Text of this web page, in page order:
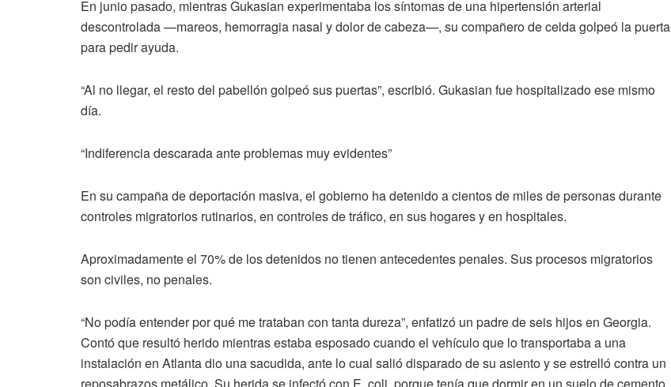
En junio pasado, mientras Gukasian experimentaba los síntomas de una hipertensión arterial
descontrolada —mareos, hemorragia nasal y dolor de cabeza—, su compañero de celda golpeó la puerta
para pedir ayuda.
“Al no llegar, el resto del pabellón golpeó sus puertas”, escribió. Gukasian fue hospitalizado ese mismo
día.
“Indiferencia descarada ante problemas muy evidentes”
En su campaña de deportación masiva, el gobierno ha detenido a cientos de miles de personas durante
controles migratorios rutinarios, en controles de tráfico, en sus hogares y en hospitales.
Aproximadamente el 70% de los detenidos no tienen antecedentes penales. Sus procesos migratorios
son civiles, no penales.
“No podía entender por qué me trataban con tanta dureza”, enfatizó un padre de seis hijos en Georgia.
Contó que resultó herido mientras estaba esposado cuando el vehículo que lo transportaba a una
instalación en Atlanta dio una sacudida, ante lo cual salió disparado de su asiento y se estrelló contra un